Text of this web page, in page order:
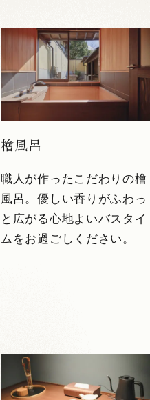
檜風呂
職人が作ったこだわりの檜
風呂。優しい香りがふわっ
と広がる心地よいバスタイ
ムをお過ごしください。